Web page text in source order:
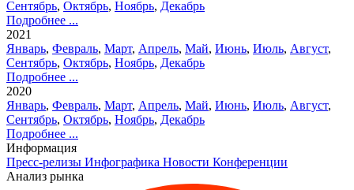
Сентябрь, Октябрь, Ноябрь, Декабрь
Подробнее ...
2021
Январь, Февраль, Март, Апрель, Май, Июнь, Июль, Август,
Сентябрь, Октябрь, Ноябрь, Декабрь
Подробнее ...
2020
Январь, Февраль, Март, Апрель, Май, Июнь, Июль, Август,
Сентябрь, Октябрь, Ноябрь, Декабрь
Подробнее ...
Информация
Пресс-релизы Инфографика Новости Конференции
Анализ рынка